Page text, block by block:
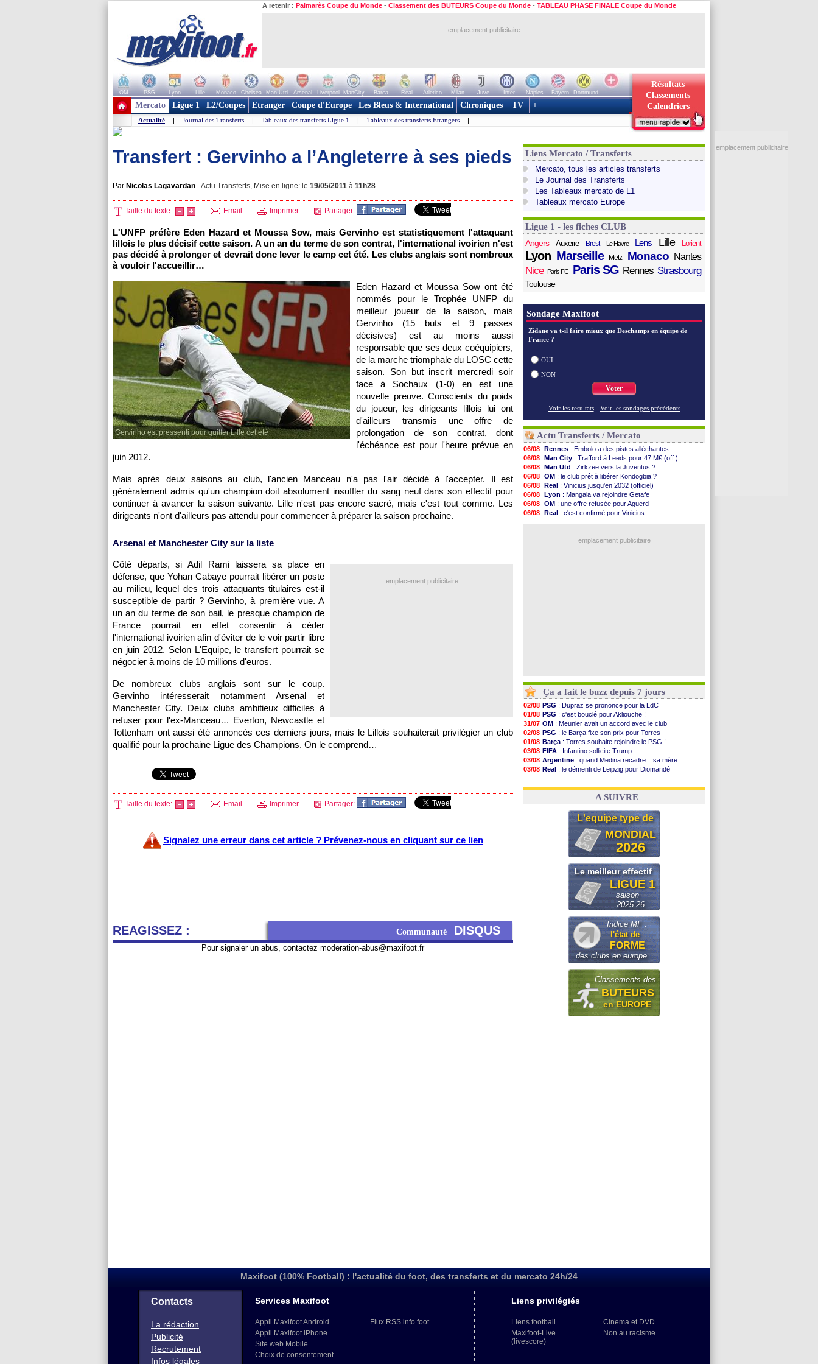
A retenir : Palmarès Coupe du Monde - Classement des BUTEURS Coupe du Monde - TABLEAU PHASE FINALE Coupe du Monde
emplacement publicitaire
OM PSG Lyon Lille Monaco Chelsea Man Utd Arsenal Liverpool ManCity Barca Real Atletico Milan Juve Inter Naples Bayern
Dortmund
+ de clubs
Résultats
Classements
Calendriers
Mercato Ligue 1 L2/Coupes Etranger Coupe d'Europe Les Bleus & International Chroniques TV +
Actualité | Journal des Transferts | Tableaux des transferts Ligue 1 | Tableaux des transferts Etrangers |
Transfert : Gervinho a l’Angleterre à ses pieds
Par Nicolas Lagavardan -Actu Transferts, Mise en ligne: le 19/05/2011 à 11h28
Taille du texte: Email Imprimer Partager:
L'UNFP préfère Eden Hazard et Moussa Sow, mais Gervinho est statistiquement l'attaquant
lillois le plus décisif cette saison. A un an du terme de son contrat, l'international ivoirien n'est
pas décidé à prolonger et devrait donc lever le camp cet été. Les clubs anglais sont nombreux
à vouloir l'accueillir…
Gervinho est pressenti pour quitter Lille cet été
Eden Hazard et Moussa Sow ont été
nommés pour le Trophée UNFP du
meilleur joueur de la saison, mais
Gervinho (15 buts et 9 passes
décisives) est au moins aussi
responsable que ses deux coéquipiers,
de la marche triomphale du LOSC cette
saison. Son but inscrit mercredi soir
face à Sochaux (1-0) en est une
nouvelle preuve. Conscients du poids
du joueur, les dirigeants lillois lui ont
d'ailleurs transmis une offre de
prolongation de son contrat, dont
l'échéance est pour l'heure prévue en
juin 2012.
Mais après deux saisons au club, l'ancien Manceau n'a pas l'air décidé à l'accepter. Il est
généralement admis qu'un champion doit absolument insuffler du sang neuf dans son effectif pour
continuer à avancer la saison suivante. Lille n'est pas encore sacré, mais c'est tout comme. Les
dirigeants n'ont d'ailleurs pas attendu pour commencer à préparer la saison prochaine.
Arsenal et Manchester City sur la liste
emplacement publicitaire
Côté départs, si Adil Rami laissera sa place en
défense, que Yohan Cabaye pourrait libérer un poste
au milieu, lequel des trois attaquants titulaires est-il
susceptible de partir ? Gervinho, à première vue. A
un an du terme de son bail, le presque champion de
France pourrait en effet consentir à céder
l'international ivoirien afin d'éviter de le voir partir libre
en juin 2012. Selon L'Equipe, le transfert pourrait se
négocier à moins de 10 millions d'euros.
De nombreux clubs anglais sont sur le coup.
Gervinho intéresserait notamment Arsenal et
Manchester City. Deux clubs ambitieux difficiles à
refuser pour l'ex-Manceau… Everton, Newcastle et
Tottenham ont aussi été annoncés ces derniers jours, mais le Lillois souhaiterait privilégier un club
qualifié pour la prochaine Ligue des Champions. On le comprend…
Taille du texte: Email Imprimer Partager:
Signalez une erreur dans cet article ? Prévenez-nous en cliquant sur ce lien
REAGISSEZ : Communauté DISQUS
Pour signaler un abus, contactez moderation-abus@maxifoot.fr
Liens Mercato / Transferts
Mercato, tous les articles transferts
Le Journal des Transferts
Les Tableaux mercato de L1
Tableaux mercato Europe
Ligue 1 - les fiches CLUB
Angers
Auxerre Brest Le Havre Lens Lille Lorient
Lyon Marseille Metz Monaco Nantes
Nice Paris FC Paris SG Rennes Strasbourg
Toulouse
Sondage Maxifoot
Zidane va t-il faire mieux que Deschamps en équipe de
France ?
OUI
NON
Voter
Voir les resultats - Voir les sondages précédents
Actu Transferts / Mercato
06/08 Rennes : Embolo a des pistes alléchantes
06/08 Man City : Trafford à Leeds pour 47 M€ (off.)
06/08 Man Utd : Zirkzee vers la Juventus ?
06/08 OM : le club prêt à libérer Kondogbia ?
06/08 Real : Vinicius jusqu'en 2032 (officiel)
06/08 Lyon : Mangala va rejoindre Getafe
06/08 OM : une offre refusée pour Aguerd
06/08 Real : c'est confirmé pour Vinicius
: une offre pour Bulka
emplacement publicitaire
Ça a fait le buzz depuis 7 jours
02/08 PSG : Dupraz se prononce pour la LdC
01/08 PSG : c'est bouclé pour Akliouche !
31/07 OM : Meunier avait un accord avec le club
02/08 PSG : le Barça fixe son prix pour Torres
01/08 Barça : Torres souhaite rejoindre le PSG !
03/08 FIFA : Infantino sollicite Trump
03/08 Argentine : quand Medina recadre... sa mère
03/08 Real : le démenti de Leipzig pour Diomandé
31/07 FIFA: le conseiller d'Infantino démissionne !
A SUIVRE
L'equipe type de
MONDIAL
2026
Le meilleur effectif
LIGUE 1
saison
2025-26
Indice MF :
l'état de
FORME
des clubs en europe
Classements des
BUTEURS
en EUROPE
emplacement publicitaire
Maxifoot (100% Football) : l'actualité du foot, des transferts et du mercato 24h/24
Contacts
La rédaction
Publicité
Recrutement
Infos légales
Services Maxifoot
Appli Maxifoot Android
Appli Maxifoot iPhone
Site web Mobile
Choix de consentement
Flux RSS info foot
Liens privilégiés
Liens football
Maxifoot-Live
(livescore)
Cinema et DVD
Non au racisme